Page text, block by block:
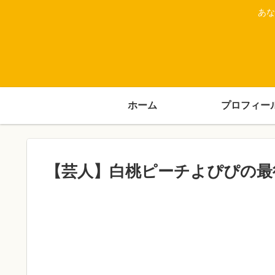
あ
ホーム プロフィー
【芸人】白桃ピーチよぴぴの